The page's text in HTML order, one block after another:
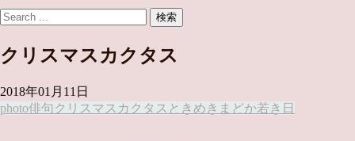
クリスマスカクタス
2018年01月11日
photo俳句クリスマスカクタス ときめき まどか若き日